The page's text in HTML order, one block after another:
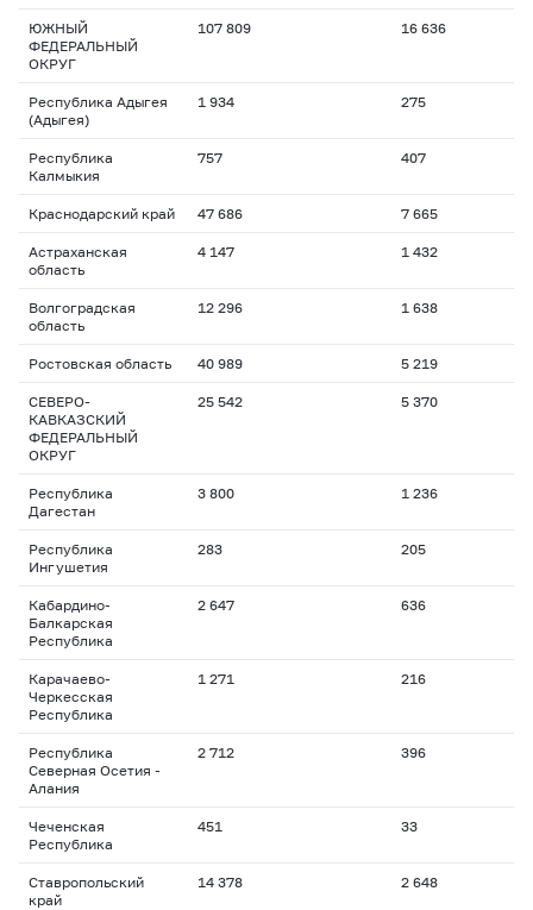
ЮЖНЫЙ
ФЕДЕРАЛЬНЫЙ
ОКРУГ
107 809 16 636
Республика Адыгея
(Адыгея)
1 934 275
Республика
Калмыкия
757 407
Краснодарский край 47 686 7 665
Астраханская
область
4 147 1 432
Волгоградская
область
12 296 1 638
Ростовская область 40 989 5 219
СЕВЕРО-
КАВКАЗСКИЙ
ФЕДЕРАЛЬНЫЙ
ОКРУГ
25 542 5 370
Республика
Дагестан
3 800 1 236
Республика
Ингушетия
283 205
Кабардино-
Балкарская
Республика
2 647 636
Карачаево-
Черкесская
Республика
1 271 216
Республика
Северная Осетия -
Алания
2 712 396
Чеченская
Республика
451 33
Ставропольский
край
14 378 2 648